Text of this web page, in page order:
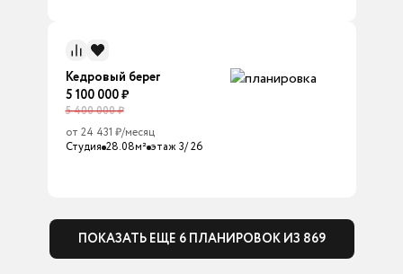
Кедровый берег
5 100 000 ₽
5 400 000 ₽
от 24 431 ₽/месяц
Студия 28.08м² этаж 3/ 26
ПОКАЗАТЬ ЕЩЕ 6 ПЛАНИРОВОК ИЗ 869